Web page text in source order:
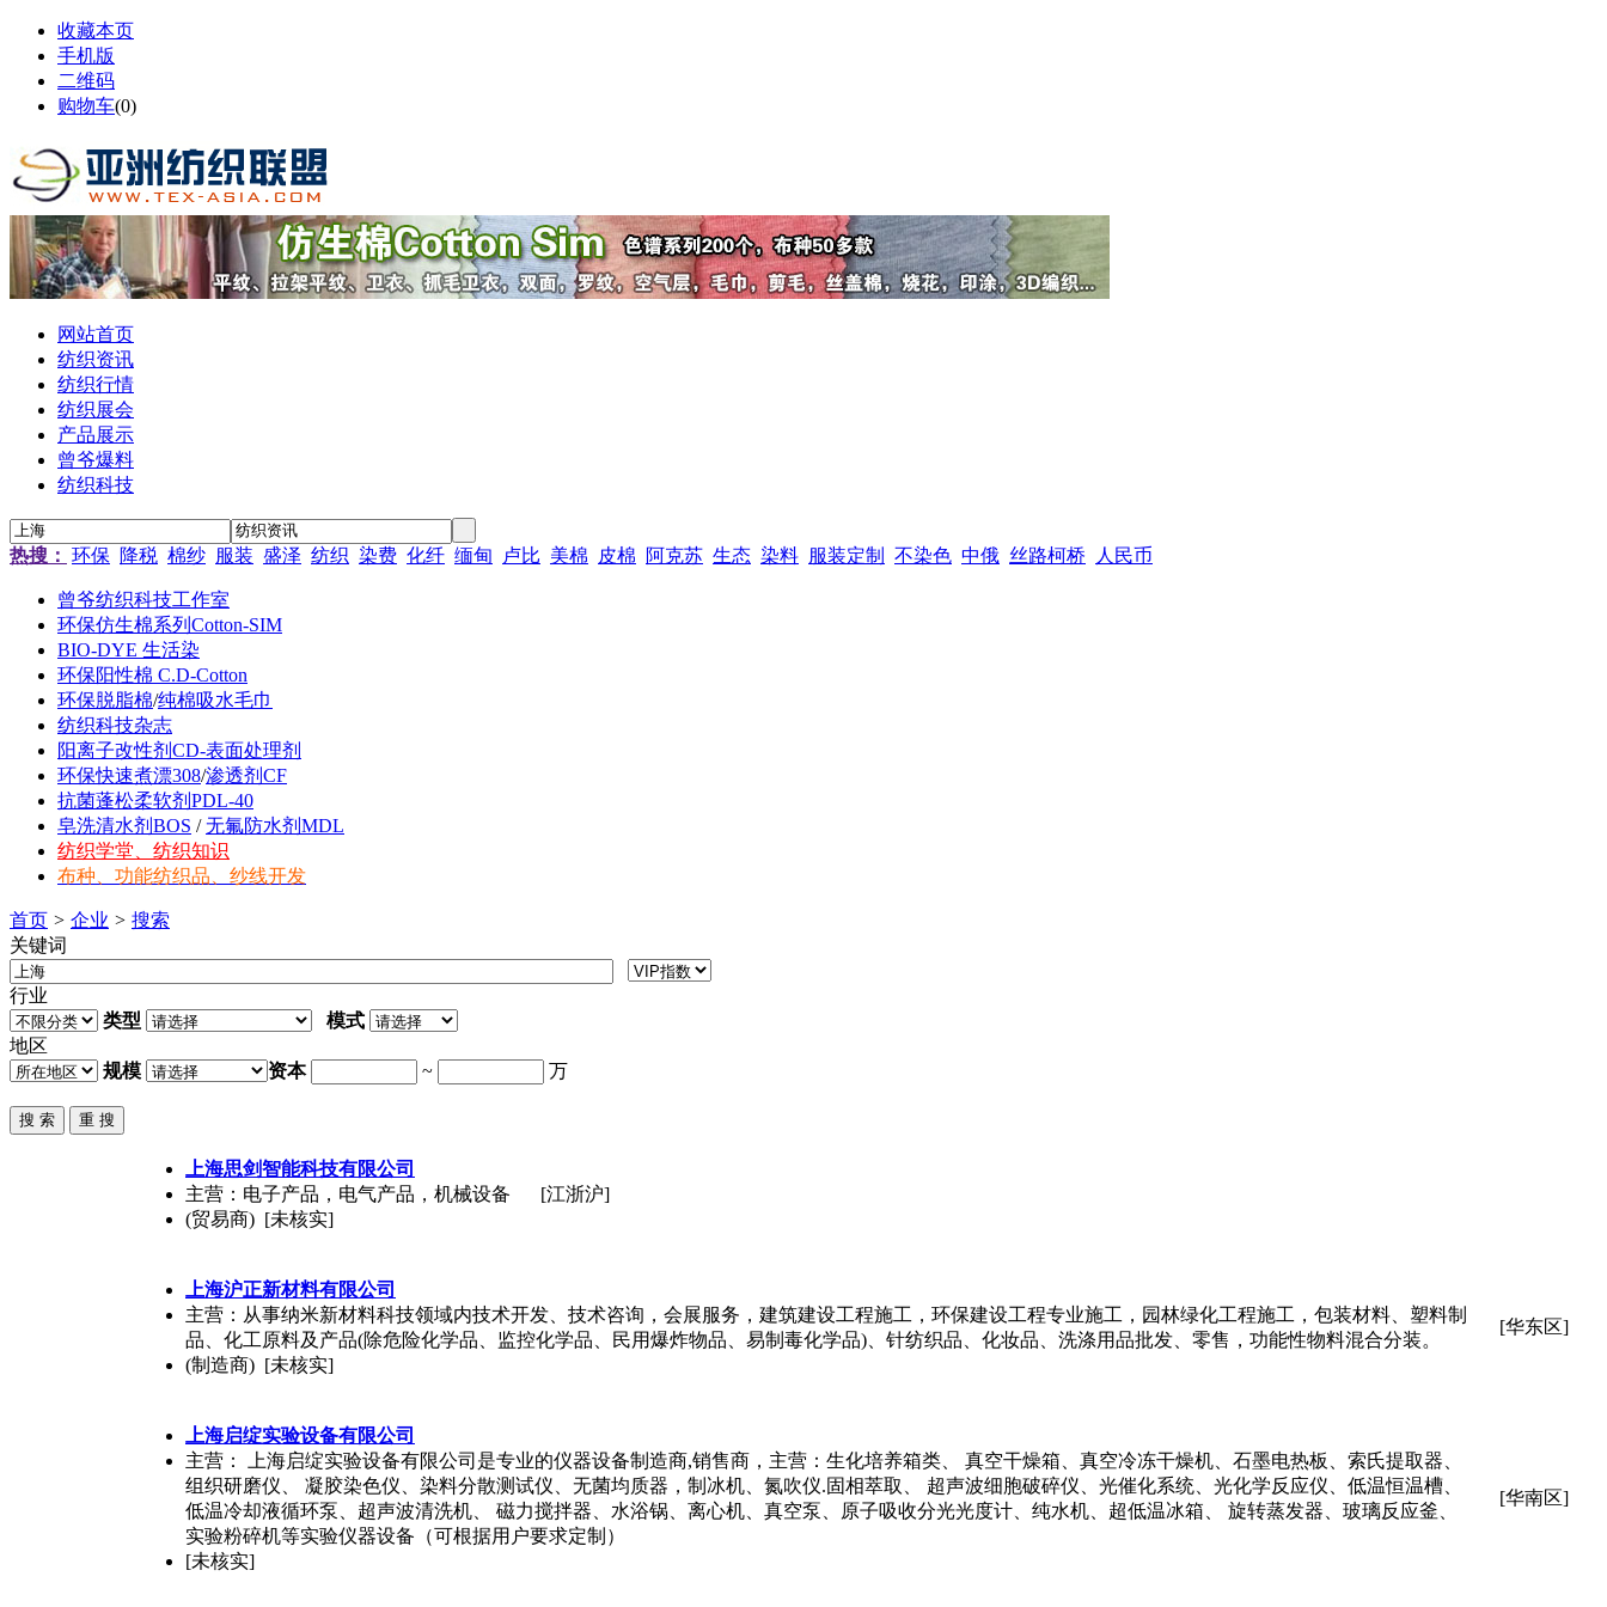
收藏本页
手机版
二维码
购物车(0)
网站首页
纺织资讯
纺织行情
纺织展会
产品展示
曾爷爆料
纺织科技
热搜： 环保 降税 棉纱 服装 盛泽 纺织 染费 化纤 缅甸 卢比 美棉 皮棉 阿克苏 生态 染料 服装定制 不染色 中俄 丝路柯桥 人民币
曾爷纺织科技工作室
环保仿生棉系列Cotton-SIM
BIO-DYE 生活染
环保阳性棉 C.D-Cotton
环保脱脂棉/纯棉吸水毛巾
纺织科技杂志
阳离子改性剂CD-表面处理剂
环保快速煮漂308/渗透剂CF
抗菌蓬松柔软剂PDL-40
皂洗清水剂BOS /无氟防水剂MDL
纺织学堂、纺织知识
布种、功能纺织品、纱线开发
首页 > 企业 > 搜索
关键词
行业
类型
模式
地区
规模
资本 ~ 万
上海思剑智能科技有限公司
主营：电子产品，电气产品，机械设备
(贸易商) [未核实]
[江浙沪]
上海沪正新材料有限公司
主营：从事纳米新材料科技领域内技术开发、技术咨询，会展服务，建筑建设工程施工，环保建设工程专业施工，园林绿化工程施工，包装材料、塑料制
品、化工原料及产品(除危险化学品、监控化学品、民用爆炸物品、易制毒化学品)、针纺织品、化妆品、洗涤用品批发、零售，功能性物料混合分装。
(制造商) [未核实]
[华东区]
上海启绽实验设备有限公司
主营： 上海启绽实验设备有限公司是专业的仪器设备制造商,销售商，主营：生化培养箱类、 真空干燥箱、真空冷冻干燥机、石墨电热板、索氏提取器、
组织研磨仪、 凝胶染色仪、染料分散测试仪、无菌均质器，制冰机、氮吹仪.固相萃取、 超声波细胞破碎仪、光催化系统、光化学反应仪、低温恒温槽、
低温冷却液循环泵、超声波清洗机、 磁力搅拌器、水浴锅、离心机、真空泵、原子吸收分光光度计、纯水机、超低温冰箱、 旋转蒸发器、玻璃反应釜、
实验粉碎机等实验仪器设备（可根据用户要求定制）
[未核实]
[华南区]